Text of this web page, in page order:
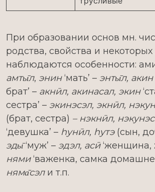
При образовании основ мн.
родства, свойства и
наблюдаются особенности:
амты̄л, энин‘мать’ – энты̄л, акин
брат’ – акнӣл, акинасал, экин
сестра’ – экинэсэл, экнӣл, нэкун
(брат, сестра) – нэкнӣл,
‘девушка’ – һунӣл, һутэ(сын,
эды̄‘муж’ – эдэл, асӣ‘женщина,
нями‘важенка, самка
няма̄сэл и т.п.